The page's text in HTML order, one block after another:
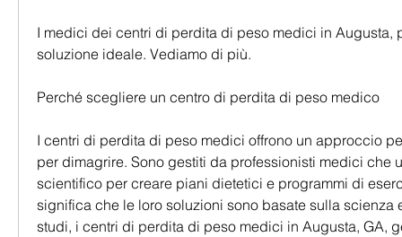
I medici dei centri di perdita di peso medici in Augusta,
soluzione ideale. Vediamo di più.
Perché scegliere un centro di perdita di peso medico
I centri di perdita di peso medici offrono un approccio
per dimagrire. Sono gestiti da professionisti medici che
scientifico per creare piani dietetici e programmi di
significa che le loro soluzioni sono basate sulla scienza
studi, i centri di perdita di peso medici in Augusta, GA,